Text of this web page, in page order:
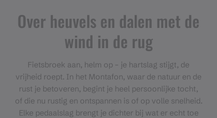
Over heuvels en dalen met de
wind in de rug
Fietsbroek aan, helm op – je hartslag stijgt, de
vrijheid roept. In het Montafon, waar de natuur en de
rust je betoveren, begint je heel persoonlijke tocht,
of die nu rustig en ontspannen is of op volle snelheid.
Elke pedaalslag brengt je dichter bij wat er echt toe